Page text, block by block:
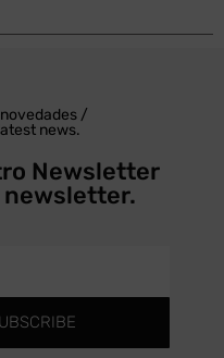
/
news.
Newsletter